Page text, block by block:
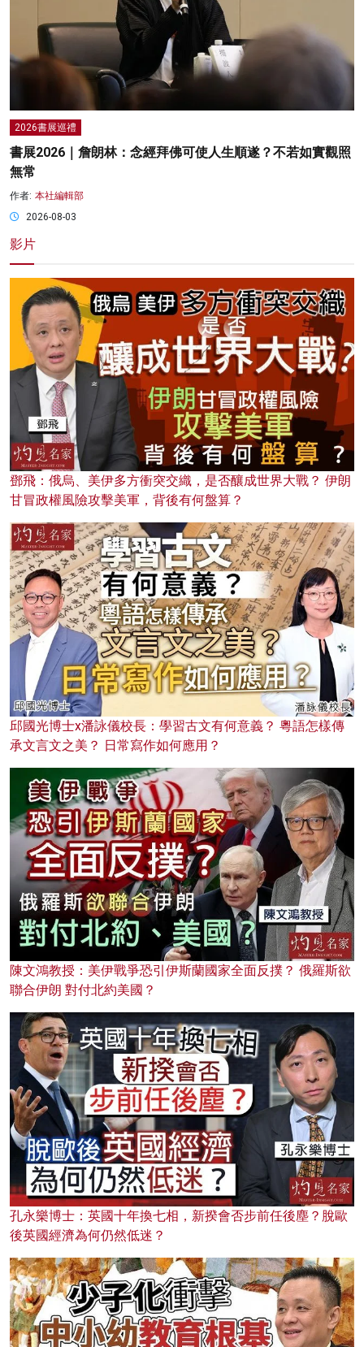
2026書展巡禮
書展2026｜詹朗林：念經拜佛可使人生順遂？不若如實觀照
無常
作者: 本社編輯部
2026-08-03
影片
鄧飛：俄烏、美伊多方衝突交織，是否釀成世界大戰？ 伊朗
甘冒政權風險攻擊美軍，背後有何盤算？
邱國光博士x潘詠儀校長：學習古文有何意義？ 粵語怎樣傳
承文言文之美？ 日常寫作如何應用？
陳文鴻教授：美伊戰爭恐引伊斯蘭國家全面反撲？ 俄羅斯欲
聯合伊朗 對付北約美國？
孔永樂博士：英國十年換七相，新揆會否步前任後塵？脫歐
後英國經濟為何仍然低迷？